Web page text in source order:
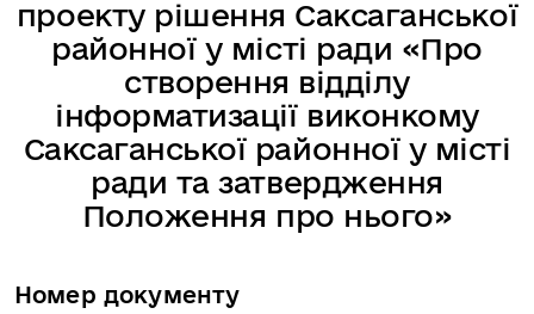
проекту рішення Саксаганської
районної у місті ради «Про
створення відділу
інформатизації виконкому
Саксаганської районної у місті
ради та затвердження
Положення про нього»
Номер документу